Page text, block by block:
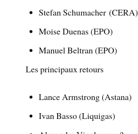
Stefan Schumacher (CERA)
Moise Duenas (EPO)
Manuel Beltran (EPO)
Les principaux retours
Lance Armstrong (Astana)
Ivan Basso (Liquigas)